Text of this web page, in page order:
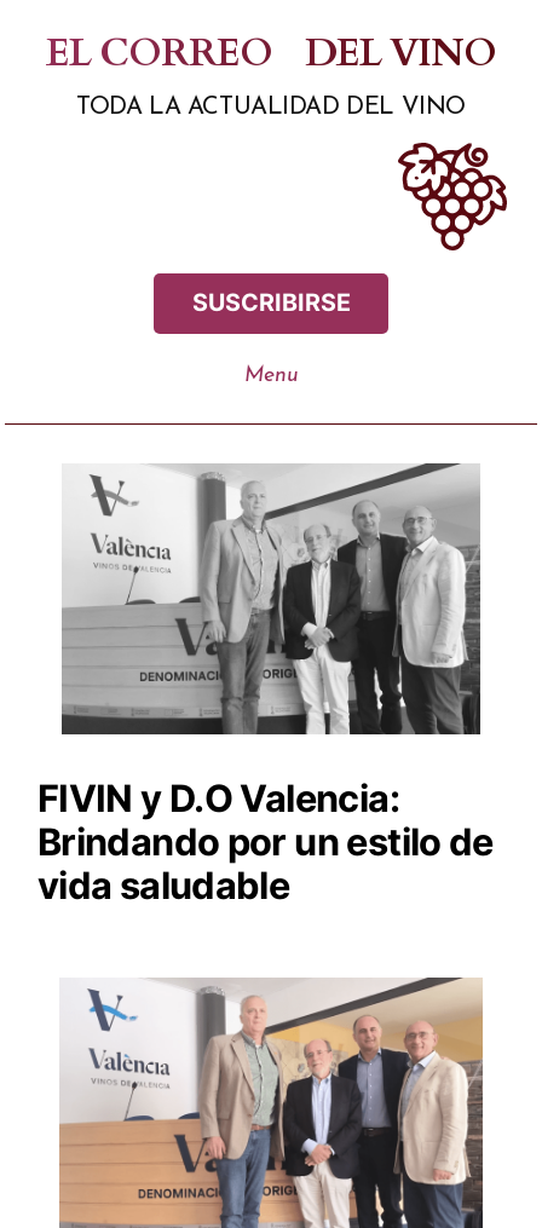
contenido
EL CORREO DEL VINO
TODA LA ACTUALIDAD DEL VINO
SUSCRIBIRSE
FIVIN y D.O Valencia:
Brindando por un estilo de
vida saludable